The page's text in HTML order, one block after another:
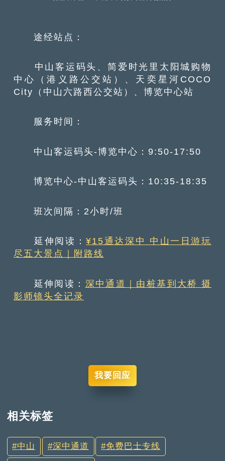
途经站点：
中山客运码头、简爱时光里太阳城购物
中心（港义路公交站）、天奕星河COCO
City（中山六路西公交站）、博览中心站
服务时间：
中山客运码头-博览中心：9:50-17:50
博览中心-中山客运码头：10:35-18:35
班次间隔：2小时/班
延伸阅读：¥15通达深中 中山一日游玩
尽五大景点｜附路线
延伸阅读： 深中通道｜由桩基到大桥 摄
影师镜头全记录
我要回应
相关标签
中山 深中通道 免费巴士专线